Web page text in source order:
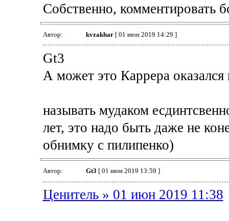
Собственно, комментировать
Автор: kvzakhar[ 01 июн 2019 14:29 ]
Gt3
А может это Каррера
называть мудаком
лет, это надо быть даже не
обнимку с пилипенко)
Автор: Gt3 [ 01 июн 2019 13:59 ]
Ценитель » 01 июн 2019 11:38